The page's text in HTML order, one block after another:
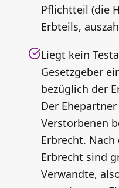
Pflichtteil (die
Erbteils,
Liegt kein
Gesetzgeber
bezüglich der
Der
Verstorbenen
Erbrecht.
Erbrecht sind
Verwandte,